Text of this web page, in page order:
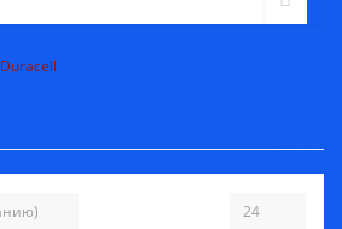
Duracell